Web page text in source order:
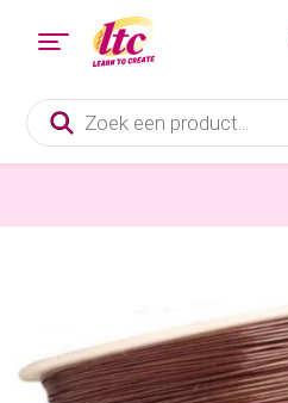
Producten
zoeken